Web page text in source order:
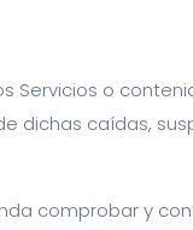
Servicios o
dichas caídas,
comprobar y